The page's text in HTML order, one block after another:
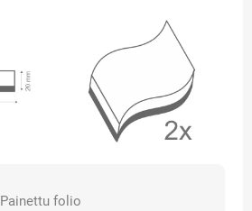
Painettu folio